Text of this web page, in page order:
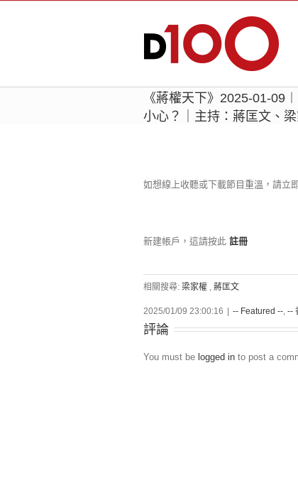
《蔣權天下》2025-01-
小心？｜主持：蔣匡文、
如想線上收聽或下載節目重溫，請立
新建帳戶，這請按此 註冊
相關搜尋: 梁家權 , 蔣匡文
2025/01/09 23:00:16 -- Featured --, --
評論
You must be logged in to post a